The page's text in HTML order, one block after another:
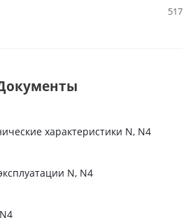
517
характеристики N, N4
N, N4